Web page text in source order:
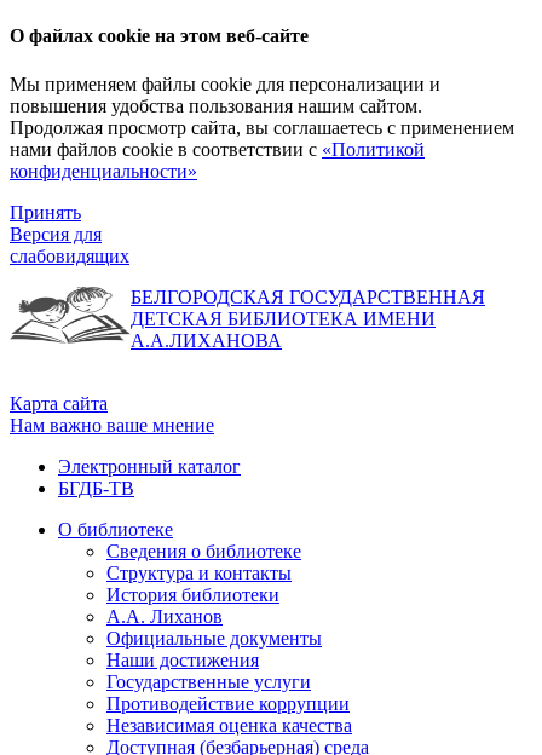
О файлах cookie на этом веб-сайте
Мы применяем файлы cookie для персонализации и
повышения удобства пользования нашим сайтом.
Продолжая просмотр сайта, вы соглашаетесь с применением
нами файлов cookie в соответствии с «Политикой
конфиденциальности»
Принять
Версия для
слабовидящих
БЕЛГОРОДСКАЯ ГОСУДАРСТВЕННАЯ
ДЕТСКАЯ БИБЛИОТЕКА ИМЕНИ
А.А.ЛИХАНОВА
Карта сайта
Нам важно ваше мнение
Электронный каталог
БГДБ-ТВ
О библиотеке
Сведения о библиотеке
Структура и контакты
История библиотеки
А.А. Лиханов
Официальные документы
Наши достижения
Государственные услуги
Противодействие коррупции
Независимая оценка качества
Доступная (безбарьерная) среда